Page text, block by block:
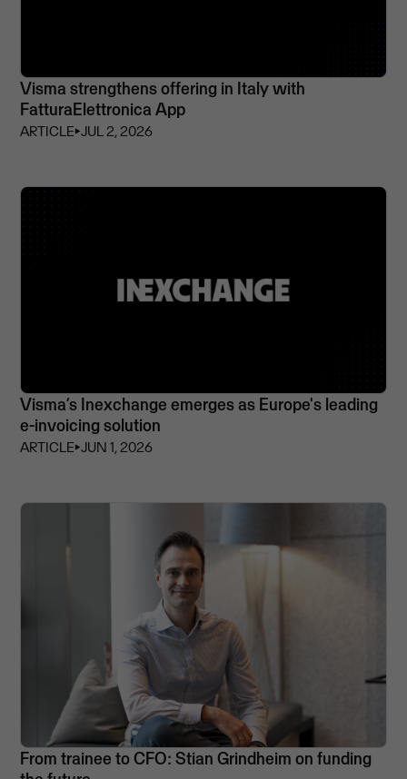
Visma strengthens offering in Italy with
FatturaElettronica App
ARTICLE⏵JUL 2, 2026
Visma’s Inexchange emerges as Europe's leading
e-invoicing solution
ARTICLE⏵JUN 1, 2026
From trainee to CFO: Stian Grindheim on funding